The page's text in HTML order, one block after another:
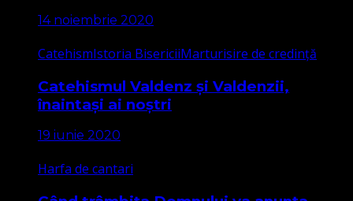
14 noiembrie 2020
CatehismIstoria BisericiiMarturisire de credință
Catehismul Valdenz și Valdenzii,
înaintași ai noștri
19 iunie 2020
Harfa de cantari